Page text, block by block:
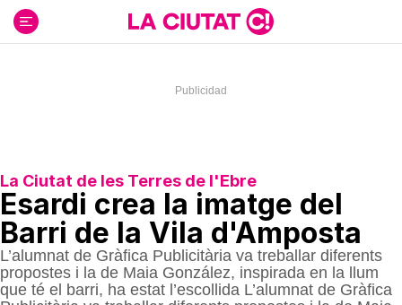
contenido
La Ciutat de les Terres de l'Ebre
Esardi crea la imatge del
Barri de la Vila d'Amposta
L’alumnat de Gràfica Publicitària va treballar diferents
propostes i la de Maia González, inspirada en la llum
que té el barri, ha estat l’escollida L’alumnat de Gràfica